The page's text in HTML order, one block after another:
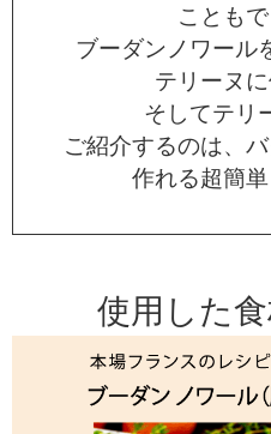
こともで
ブーダンノワール
テリーヌに
そしてテリ
ご紹介するのは、
作れる超簡単
使用した